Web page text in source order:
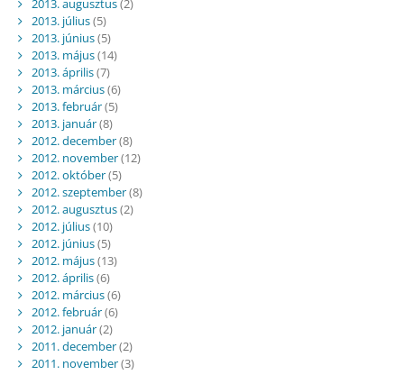
2013. augusztus(2)
2013. július(5)
2013. június(5)
2013. május(14)
2013. április(7)
2013. március(6)
2013. február(5)
2013. január(8)
2012. december(8)
2012. november(12)
2012. október(5)
2012. szeptember(8)
2012. augusztus(2)
2012. július(10)
2012. június(5)
2012. május(13)
2012. április(6)
2012. március(6)
2012. február(6)
2012. január(2)
2011. december(2)
2011. november(3)